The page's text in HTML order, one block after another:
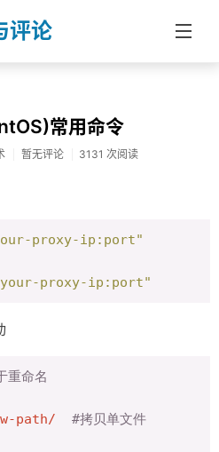
评论
分类
息技术
药健康
About
常用命令
暂无评论 3131 次阅读
proxy-ip:port"
proxy-ip:port"
重命名
path/ #拷贝单文件